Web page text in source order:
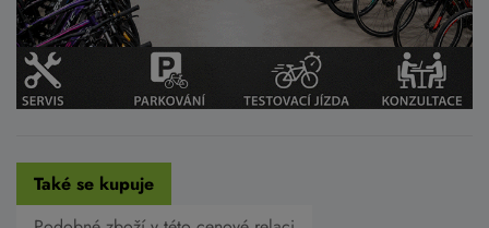
Také se kupuje